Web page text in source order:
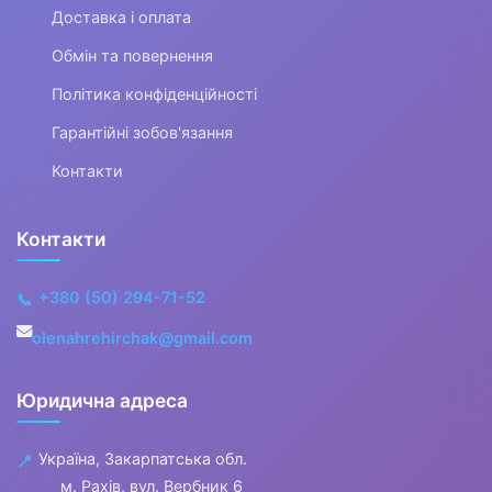
алфавітні книги
Календарі
Картонні коробки
▶
Архівування та діловодство
Доставка і оплата
Обмін та повернення
Політика конфіденційності
Гарантійні зобов'язання
Контакти
Контакти
📞 +380 (50) 294-71-52
olenahrehirchak@gmail.com
Юридична адреса
📍 Україна, Закарпатська обл.
м. Рахів, вул. Вербник 6